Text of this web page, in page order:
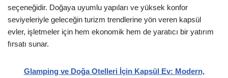
seçeneğidir. Doğaya uyumlu yapıları ve yüksek konfor
seviyeleriyle geleceğin turizm trendlerine yön veren kapsül
evler, işletmeler için hem ekonomik hem de yaratıcı bir yatırım
fırsatı sunar.
Glamping ve Doğa Otelleri İçin Kapsül Ev: Modern,